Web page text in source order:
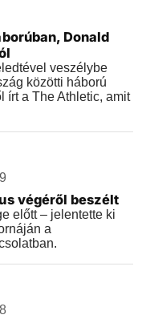
Donald
veszélybe
közötti háború
írt a The Athletic, amit
végéről beszélt
előtt – jelentette ki
a